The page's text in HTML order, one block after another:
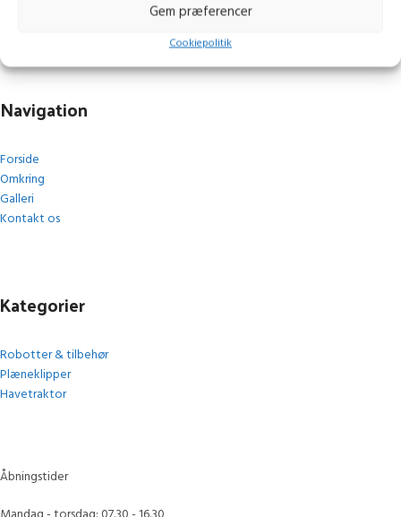
Gem præferencer
Cookiepolitik
Navigation
Forside
Omkring
Galleri
Kontakt os
Kategorier
Robotter & tilbehør
Plæneklipper
Havetraktor
Åbningstider